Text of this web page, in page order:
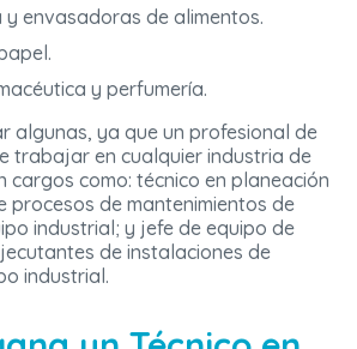
y envasadoras de alimentos.
y perfumería.
algunas, ya que un profesional de
trabajar en cualquier industria de
cargos como: técnico en planeación
procesos de mantenimientos de
industrial; y jefe de equipo de
de instalaciones de
industrial.